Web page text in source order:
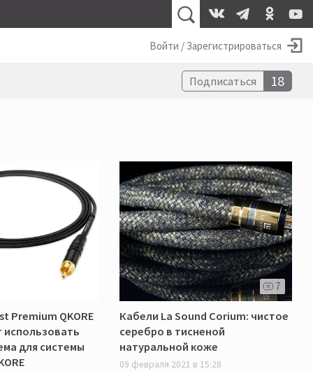
Войти / Зарегистрироваться
Подписаться 18
Premium QKORE
использовать
для системы
7
Кабели La Sound Corium: чистое
серебро в тисненой
натуральной коже
09 февраля 2021 в 15:28